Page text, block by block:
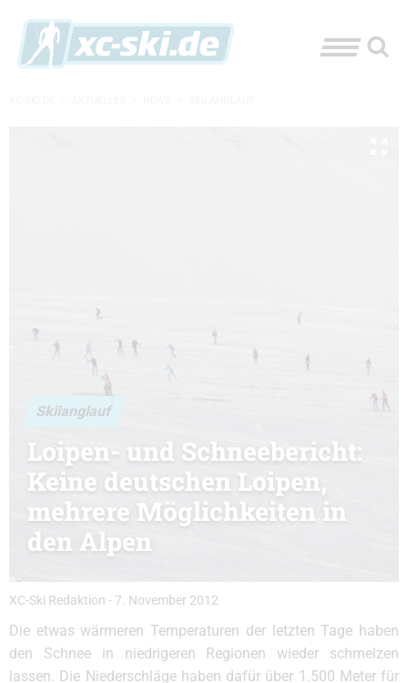
Skilanglauf
Loipen- und Schneebericht:
Keine deutschen Loipen,
mehrere Möglichkeiten in
den Alpen
XC-Ski Redaktion - 7. November 2012
Die etwas wärmeren Temperaturen der letzten Tage haben
den Schnee in niedrigeren Regionen wieder schmelzen
lassen. Die Niederschläge haben dafür über 1.500 Meter für